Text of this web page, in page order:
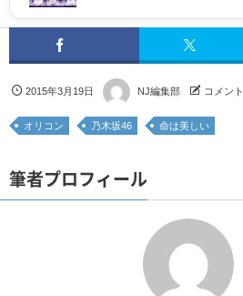
2015年3月19日 NJ編集部 コメント
オリコン 乃木坂46 命は美しい
筆者プロフィール